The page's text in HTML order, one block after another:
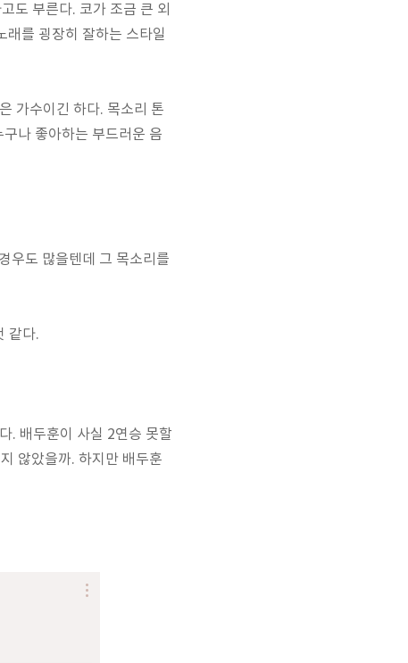
도 부른다. 코가 조금 큰 외
래를 굉장히 잘하는 스타일
가수이긴 하다. 목소리 톤
나 좋아하는 부드러운 음
우도 많을텐데 그 목소리를
같다.
. 배두훈이 사실 2연승 못할
않았을까. 하지만 배두훈